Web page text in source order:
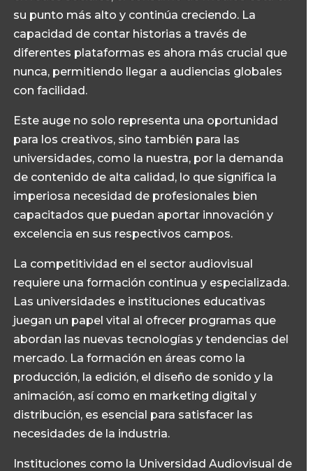
su punto más alto y continúa creciendo. La
capacidad de contar historias a través de
diferentes plataformas es ahora más crucial que
nunca, permitiendo llegar a audiencias globales
con facilidad.
Este auge no solo representa una oportunidad
para los creativos, sino también para las
universidades, como la nuestra, por la demanda
de contenido de alta calidad, lo que significa la
imperiosa necesidad de profesionales bien
capacitados que puedan aportar innovación y
excelencia en sus respectivos campos.
La competitividad en el sector audiovisual
requiere una formación continua y especializada.
Las universidades e instituciones educativas
juegan un papel vital al ofrecer programas que
abordan las nuevas tecnologías y tendencias del
mercado. La formación en áreas como la
producción, la edición, el diseño de sonido y la
animación, así como en marketing digital y
distribución, es esencial para satisfacer las
necesidades de la industria.
Instituciones como la Universidad Audiovisual de